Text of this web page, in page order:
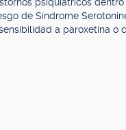
de Síndrome
a paroxetina o